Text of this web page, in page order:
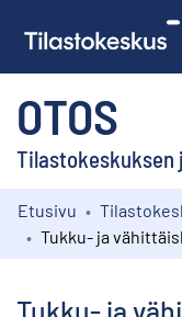
OTOS
Tilastokeskuksen
Kokoelmat
Etusivu